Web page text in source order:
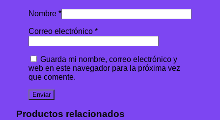
Nombre *
Correo electrónico *
Guarda mi nombre, correo electrónico y
web en este navegador para la próxima vez
que comente.
Productos relacionados